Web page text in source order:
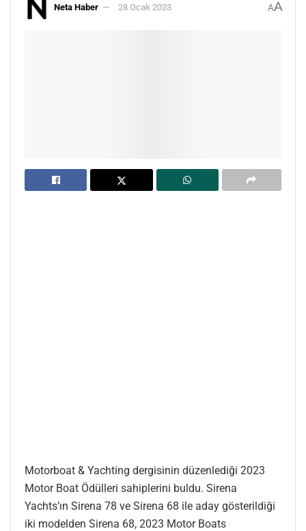
Neta Haber 28 Ocak 2023 AA
Motorboat & Yachting dergisinin düzenlediği 2023
Motor Boat Ödülleri sahiplerini buldu. Sirena
Yachts’ın Sirena 78 ve Sirena 68 ile aday gösterildiği
iki modelden Sirena 68, 2023 Motor Boats